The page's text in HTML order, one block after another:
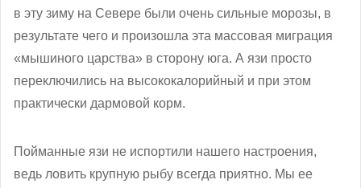
в эту зиму на Севере были очень сильные морозы, в
результате чего и произошла эта массовая миграция
«мышиного царства» в сторону юга. А язи просто
переключились на высококалорийный и при этом
практически дармовой корм.
Пойманные язи не испортили нашего настроения,
ведь ловить крупную рыбу всегда приятно. Мы ее